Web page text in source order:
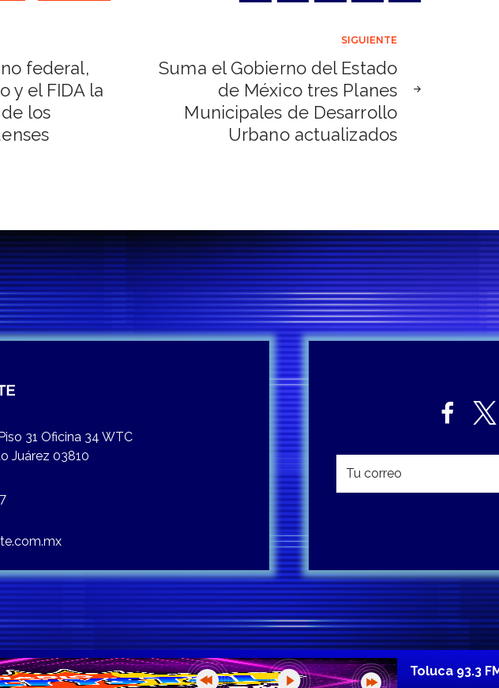
federal,
y el FIDA la
los
SIGUIENTE
Suma el Gobierno del Estado
de México tres Planes
Municipales de Desarrollo
Urbano actualizados
31 Oficina 34 WTC
Juárez 03810
Toluca 93.3